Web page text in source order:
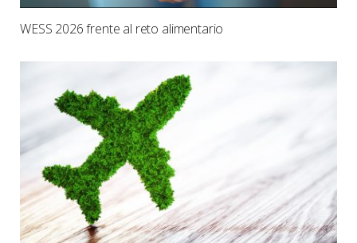
WESS 2026 frente al reto alimentario